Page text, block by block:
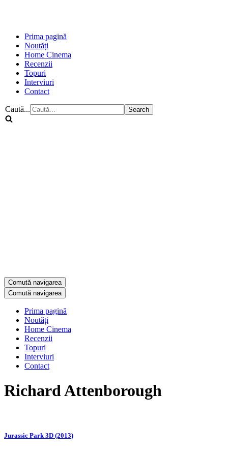
Prima pagină
Noutăți
Home Cinema
Recenzii
Topuri
Interviuri
Contact
Caută...
Comută navigarea
Comută navigarea
Prima pagină
Noutăți
Home Cinema
Recenzii
Topuri
Interviuri
Contact
Richard Attenborough
Jurassic Park 3D (2013)